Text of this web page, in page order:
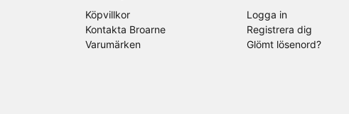
Köpvillkor
Kontakta Broarne
Varumärken
Logga in
Registrera dig
Glömt lösenord?